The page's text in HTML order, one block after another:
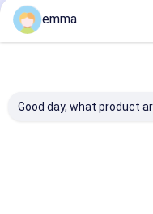
Empfohlene Produkte
emma
Good day, what product